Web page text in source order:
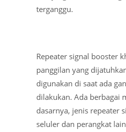
terganggu.
Repeater signal booster
panggilan yang
digunakan di saat ada
dilakukan. Ada berbagai
dasarnya, jenis repeater
seluler dan perangkat